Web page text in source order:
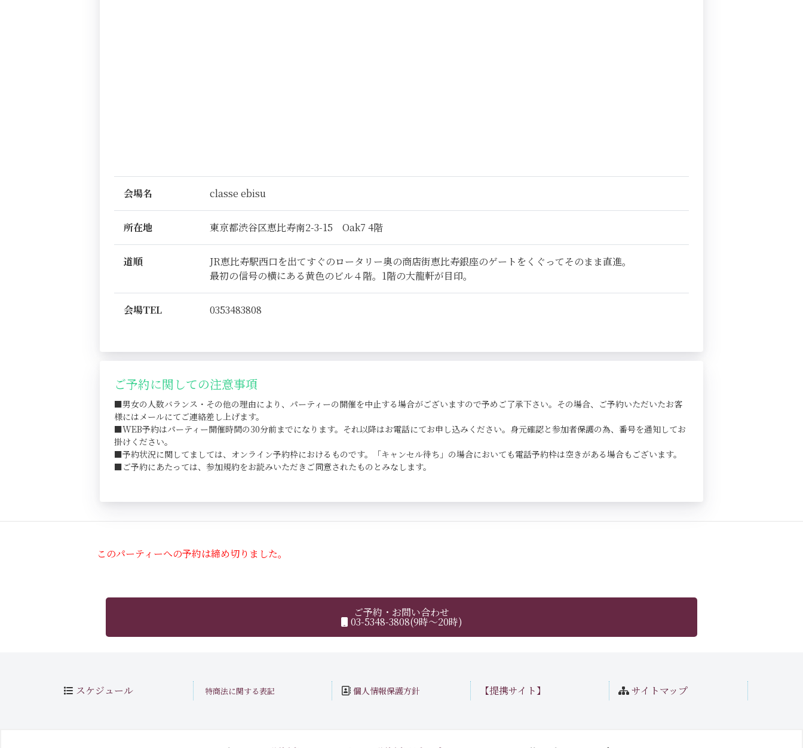
会場名 classe ebisu
所在地 東京都渋谷区恵比寿南2-3-15 Oak7 4階
道順
JR恵比寿駅西口を出てすぐのロータリー奥の商店街恵比寿銀座のゲートをくぐってそのまま直進。
最初の信号の横にある黄色のビル４階。1階の大龍軒が目印。
会場TEL 0353483808
ご予約に関しての注意事項
■男女の人数バランス・その他の理由により、パーティーの開催を中止する場合がございますので予めご了承下さい。その場合、ご予約いただいたお客
様にはメールにてご連絡差し上げます。
■WEB予約はパーティー開催時間の30分前までになります。それ以降はお電話にてお申し込みください。身元確認と参加者保護の為、番号を通知してお
掛けください。
■予約状況に関してましては、オンライン予約枠におけるものです。「キャンセル待ち」の場合においても電話予約枠は空きがある場合もございます。
■ご予約にあたっては、参加規約をお読みいただきご同意されたものとみなします。
このパーティーへの予約は締め切りました。
ご予約・お問い合わせ
03-5348-3808(9時～20時)
スケジュール 特商法に関する表記 個人情報保護方針 【提携サイト】 サイトマップ